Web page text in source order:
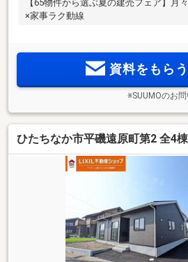
【65物件から選ぶ夏の建売フェア】月
×家事ラク動線
資料をもら
※SUUMOのお
ひたちなか市平磯遠原町第2 全4